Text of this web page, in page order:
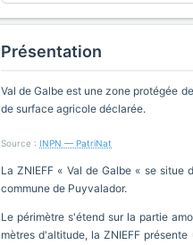
Présentation
Val de Galbe est une zone protégée
de surface agricole déclarée.
Source : INPN — PatriNat
La ZNIEFF « Val de Galbe « se
commune de Puyvalador.
Le périmètre s'étend sur la partie
mètres d'altitude, la ZNIEFF